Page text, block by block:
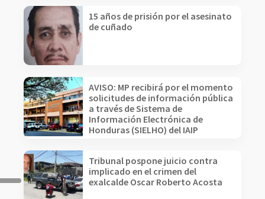
15 años de prisión por el asesinato
de cuñado
AVISO: MP recibirá por el momento
solicitudes de información pública
a través de Sistema de
Información Electrónica de
Honduras (SIELHO) del IAIP
Tribunal pospone juicio contra
implicado en el crimen del
exalcalde Oscar Roberto Acosta